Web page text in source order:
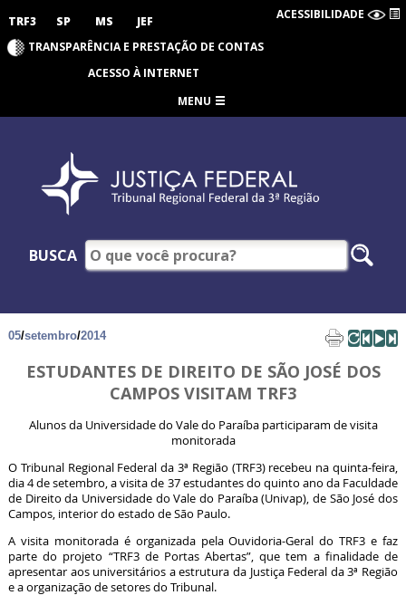
TRF3 SP MS JEF ACESSIBILIDADE
TRANSPARÊNCIA E PRESTAÇÃO DE CONTAS
ACESSO À INTERNET
MENU
BUSCA
05/setembro/2014
ESTUDANTES DE DIREITO DE SÃO JOSÉ DOS
CAMPOS VISITAM TRF3
Alunos da Universidade do Vale do Paraíba participaram de visita
monitorada
O Tribunal Regional Federal da 3ª Região (TRF3) recebeu na quinta-feira,
dia 4 de setembro, a visita de 37 estudantes do quinto ano da Faculdade
de Direito da Universidade do Vale do Paraíba (Univap), de São José dos
Campos, interior do estado de São Paulo.
A visita monitorada é organizada pela Ouvidoria-Geral do TRF3 e faz
parte do projeto “TRF3 de Portas Abertas”, que tem a finalidade de
apresentar aos universitários a estrutura da Justiça Federal da 3ª Região
e a organização de setores do Tribunal.